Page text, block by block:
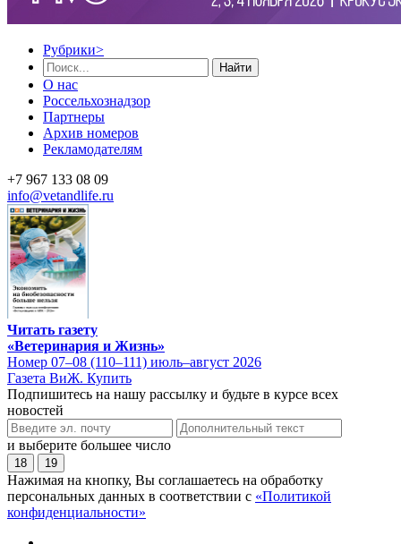
Рубрики>
Найти
О нас
Россельхознадзор
Партнеры
Архив номеров
Рекламодателям
+7 967 133 08 09
info@vetandlife.ru
Читать газету
«Ветеринария и Жизнь»
Номер 07–08 (110–111) июль–август 2026
Газета ВиЖ. Купить
Подпишитесь на нашу рассылку и будьте в курсе всех
новостей
и выберите большее число
18 19
Нажимая на кнопку, Вы соглашаетесь на обработку
персональных данных в соответствии с «Политикой
конфиденциальности»